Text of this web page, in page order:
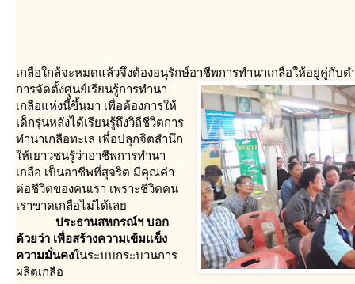
เกลือใกล้จะหมดแล้วจึงต้องอนุรักษ์อาชีพการทำนาเกลือให้อยู่คู่กับ
การจัดตั้งศูนย์เรียนรู้การทำนา
เกลือแห่งนี้ขึ้นมา เพื่อต้องการให้
เด็กรุ่นหลังได้เรียนรู้ถึงวิถีชีวิตการ
ทำนาเกลือทะเล เพื่อปลุกจิตสำนึก
ห้เยาวชนรู้ว่าอาชีพการทำนา
เกลือ เป็นอาชีพที่สุจริต มีคุณค่า
ต่อชีวิตของคนเรา เพราะชีวิตคน
เราขาดเกลือไม่ได้เล
ประธานสหกรณ์ฯ บอก
ด้วยว่า เพื่อสร้างความเข้มแข็ง
ความมั่นคงนระบบกระบวนการ
ผลิตเกลือ